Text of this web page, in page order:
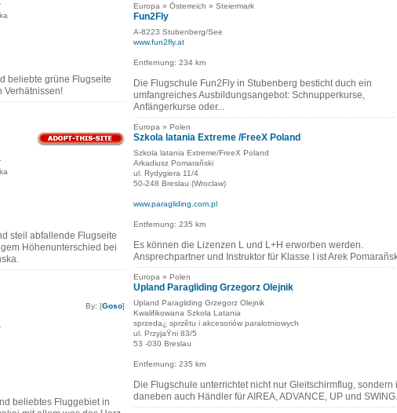
beliebte grüne Flugseite
Verhätnissen!
steil abfallende Flugseite
Höhenunterschied bei
By: [Goso]
beliebtes Fluggebiet in
Europa » Österreich » Steiermark
Fun2Fly
A-8223 Stubenberg/See
www.fun2fly.at
Entfernung: 234 km
Die Flugschule Fun2Fly in Stubenberg besticht duch ein
umfangreiches Ausbildungsangebot: Schnupperkurse,
Anfängerkurse oder...
Europa » Polen
Szkola latania Extreme /FreeX Poland
Szkola latania Extreme/FreeX Poland
Arkadiusz Pomarañski
ul. Rydygiera 11/4
50-248 Breslau (Wroclaw)
www.paragliding.com.pl
Entfernung: 235 km
Es können die Lizenzen L und L+H erworben werden.
Ansprechpartner und Instruktor für Klasse I ist Arek
Europa » Polen
Upland Paragliding Grzegorz Olejnik
Upland Paragliding Grzegorz Olejnik
Kwalifikowana Szkola Latania
sprzeda¿ sprzêtu i akcesoriów paralotniowych
ul. PrzyjaŸni 83/5
53 -030 Breslau
Entfernung: 235 km
Die Flugschule unterrichtet nicht nur Gleitschirmflug, sondern
daneben auch Händler für AIREA, ADVANCE, UP und SWING.